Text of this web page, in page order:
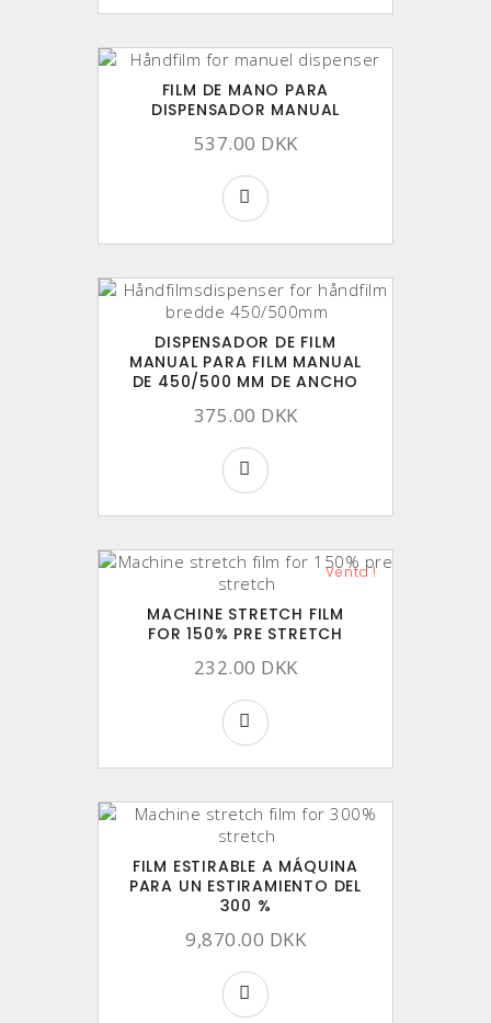
FILM DE MANO PARA
DISPENSADOR MANUAL
537.00 DKK
DISPENSADOR DE FILM
MANUAL PARA FILM MANUAL
DE 450/500 MM DE ANCHO
375.00 DKK
Venta !
MACHINE STRETCH FILM
FOR 150% PRE STRETCH
232.00 DKK
FILM ESTIRABLE A MÁQUINA
PARA UN ESTIRAMIENTO DEL
300 %
9,870.00 DKK